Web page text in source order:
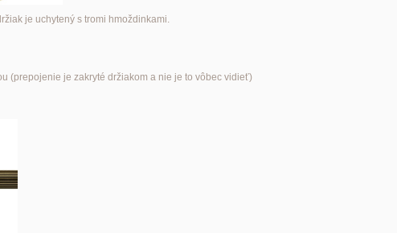
je uchytený s tromi hmoždinkami.
(prepojenie je zakryté držiakom a nie je to vôbec vidieť)